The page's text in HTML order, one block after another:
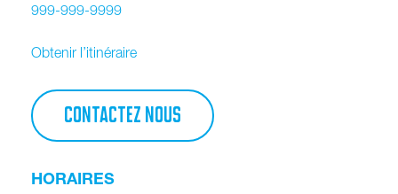
999-999-9999
Obtenir l’itinéraire
CONTACTEZ NOUS
HORAIRES